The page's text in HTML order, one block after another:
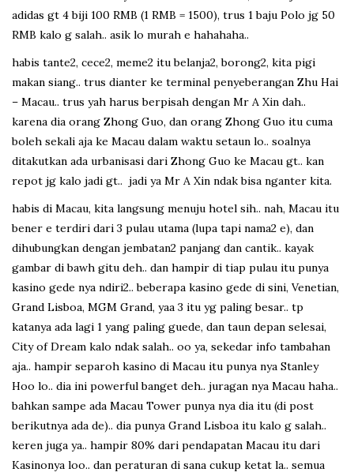
adidas gt 4 biji 100 RMB (1 RMB = 1500), trus 1 baju Polo jg 50
RMB kalo g salah.. asik lo murah e hahahaha..
habis tante2, cece2, meme2 itu belanja2, borong2, kita pigi
makan siang.. trus dianter ke terminal penyeberangan Zhu Hai
– Macau.. trus yah harus berpisah dengan Mr A Xin dah..
karena dia orang Zhong Guo, dan orang Zhong Guo itu cuma
boleh sekali aja ke Macau dalam waktu setaun lo.. soalnya
ditakutkan ada urbanisasi dari Zhong Guo ke Macau gt.. kan
repot jg kalo jadi gt.. jadi ya Mr A Xin ndak bisa nganter kita.
habis di Macau, kita langsung menuju hotel sih.. nah, Macau itu
bener e terdiri dari 3 pulau utama (lupa tapi nama2 e), dan
dihubungkan dengan jembatan2 panjang dan cantik.. kayak
gambar di bawh gitu deh.. dan hampir di tiap pulau itu punya
kasino gede nya ndiri2.. beberapa kasino gede di sini, Venetian,
Grand Lisboa, MGM Grand, yaa 3 itu yg paling besar.. tp
katanya ada lagi 1 yang paling guede, dan taun depan selesai,
City of Dream kalo ndak salah.. oo ya, sekedar info tambahan
aja.. hampir separoh kasino di Macau itu punya nya Stanley
Hoo lo.. dia ini powerful banget deh.. juragan nya Macau haha..
bahkan sampe ada Macau Tower punya nya dia itu (di post
berikutnya ada de).. dia punya Grand Lisboa itu kalo g salah..
keren juga ya.. hampir 80% dari pendapatan Macau itu dari
Kasinonya loo.. dan peraturan di sana cukup ketat la.. semua